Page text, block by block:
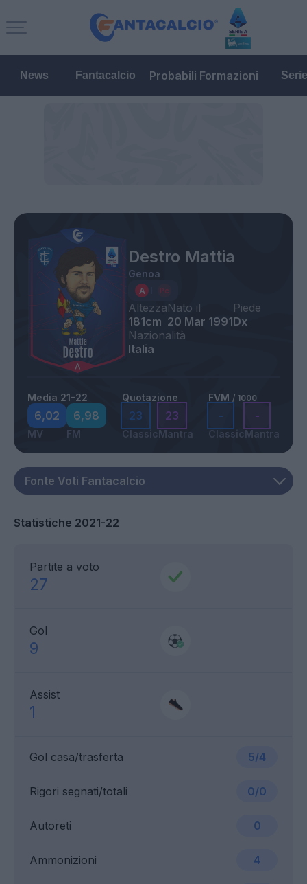
News Fantacalcio Probabili Formazioni
Destro Mattia
Genoa
Altezza
181cm
Nato il
20 Mar 1991
Piede
Dx
Nazionalità
Italia
Media 21-22
6,02
MV
6,98
FM
Quotazione
23
Classic
23
Mantra
FVM / 1000
-
Classic
-
Mantra
Statistiche 2021-22
Partite a voto
27
Gol
9
Assist
1
Gol casa/trasferta 5/4
Ammonizioni 4
Rigori segnati/totali 0/0
Autoreti 0